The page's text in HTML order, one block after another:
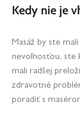
Kedy nie je
Masáž by ste
nevoľnosťou, ste
mali radšej
zdravotné
poradiť s